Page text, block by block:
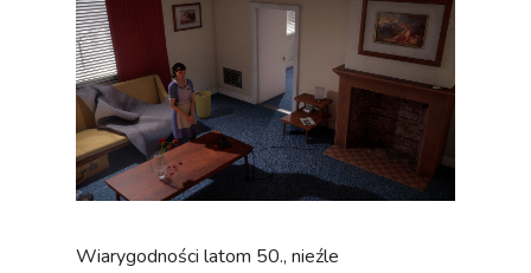
Wiarygodności latom 50., nieźle